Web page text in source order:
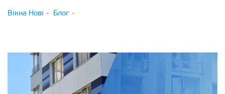
Вікна Нові Блог